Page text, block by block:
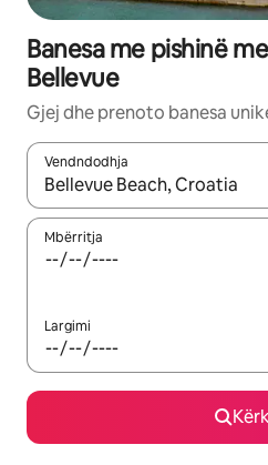
Banesa me pishinë
Bellevue
Gjej dhe prenoto banesa
Vendndodhja
Kur rezultatet të jenë të
Mbërritja
Largimi